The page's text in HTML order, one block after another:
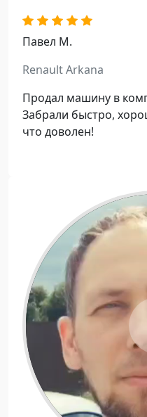
Павел М.
Renault Arkana
Продал машину в
Забрали быстро,
что доволен!